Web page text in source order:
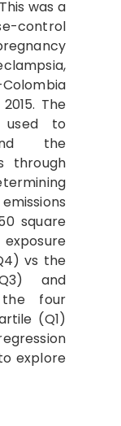
This was a
control
The
used to
the
through
square
vs the
and
four
(Q1)
explore